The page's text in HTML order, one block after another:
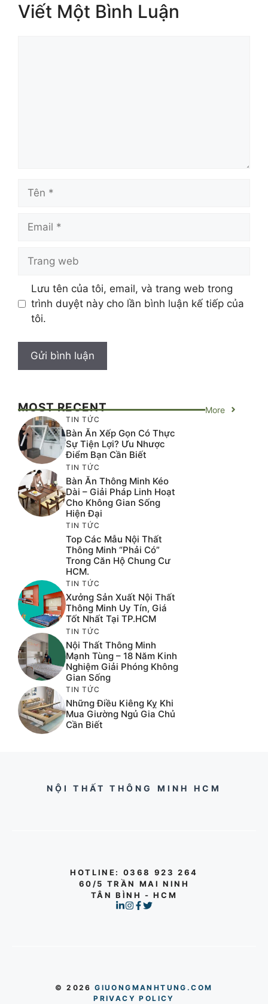
Viết Một Bình Luận
Tên
Email
Trang
Lưu tên của tôi, email, và trang web trong
trình duyệt này cho lần bình luận kế tiếp của
tôi.
MOST RECENT More
TIN TỨC
Bàn Ăn Xếp Gọn Có Thực
Sự Tiện Lợi? Ưu Nhược
Điểm Bạn Cần Biết
TIN TỨC
Bàn Ăn Thông Minh Kéo
Dài – Giải Pháp Linh Hoạt
Cho Không Gian Sống
Hiện Đại
TIN TỨC
Top Các Mẫu Nội Thất
Thông Minh “phải Có”
Trong Căn Hộ Chung Cư
HCM.
TIN TỨC
Xưởng Sản Xuất Nội Thất
Thông Minh Uy Tín, Giá
Tốt Nhất Tại TP.HCM
TIN TỨC
Nội Thất Thông Minh
Mạnh Tùng – 18 Năm Kinh
Nghiệm Giải Phóng Không
Gian Sống
TIN TỨC
Những Điều Kiêng Kỵ Khi
Mua Giường Ngủ Gia Chủ
Cần Biết
NỘI THẤT THÔNG MINH HCM
HOTLINE: 0368 923 264
60/5 TRẦN MAI NINH
TÂN BÌNH - HCM
© 2026GIUONGMANHTUNG.COM
PRIVACY POLICY